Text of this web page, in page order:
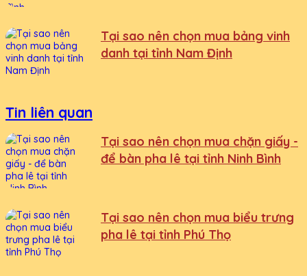
Tại sao nên chọn mua bảng vinh
danh tại tỉnh Nam Định
Tin liên quan
Tại sao nên chọn mua chặn giấy -
để bàn pha lê tại tỉnh Ninh Bình
Tại sao nên chọn mua biểu trưng
pha lê tại tỉnh Phú Thọ